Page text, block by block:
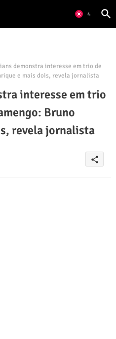
demonstra interesse em trio de
e mais dois, revela jornalista
interesse em trio
Bruno
revela jornalista
share